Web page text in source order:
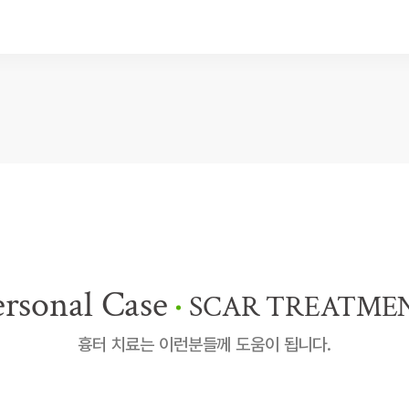
Case SCAR
흉터 치료는 이런분들께 도움이 됩니다.